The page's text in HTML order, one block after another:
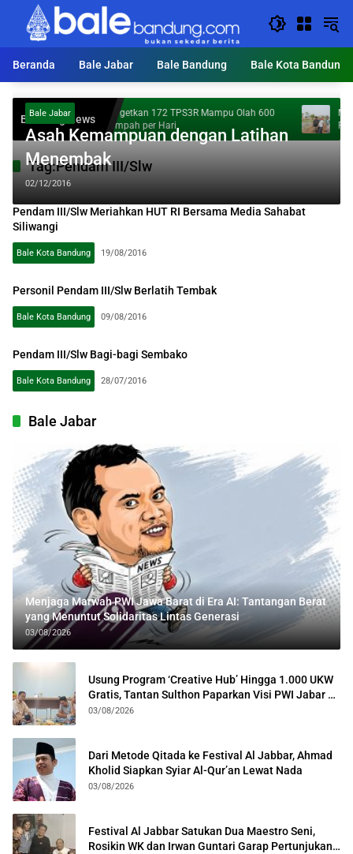
Langsung
konten
Beranda
Bale Jabar Bale Bandung Bale Kota Bandung
Breaking News
KDS Targetkan 172 TPS3R Mampu Olah 600
Ton Sampah per Hari
Mumpung
Tag:Pendam III/Slw
Bale Jabar
Asah Kemampuan dengan Latihan
Menembak
02/12/2016
Pendam III/Slw Meriahkan HUT RI Bersama Media Sahabat
Siliwangi
Bale Kota Bandung 19/08/2016
Personil Pendam III/Slw Berlatih Tembak
Bale Kota Bandung 09/08/2016
Pendam III/Slw Bagi-bagi Sembako
Bale Kota Bandung 28/07/2016
Bale Jabar
Menjaga Marwah PWI Jawa Barat di Era AI: Tantangan Berat
yang Menuntut Solidaritas Lintas Generasi
03/08/2026
Usung Program ‘Creative Hub’ Hingga 1.000 UKW
Gratis, Tantan Sulthon Paparkan Visi PWI Jabar di
Kota Bogor
03/08/2026
Dari Metode Qitada ke Festival Al Jabbar, Ahmad
Kholid Siapkan Syiar Al-Qur’an Lewat Nada
03/08/2026
Festival Al Jabbar Satukan Dua Maestro Seni,
Rosikin WK dan Irwan Guntari Garap Pertunjukan